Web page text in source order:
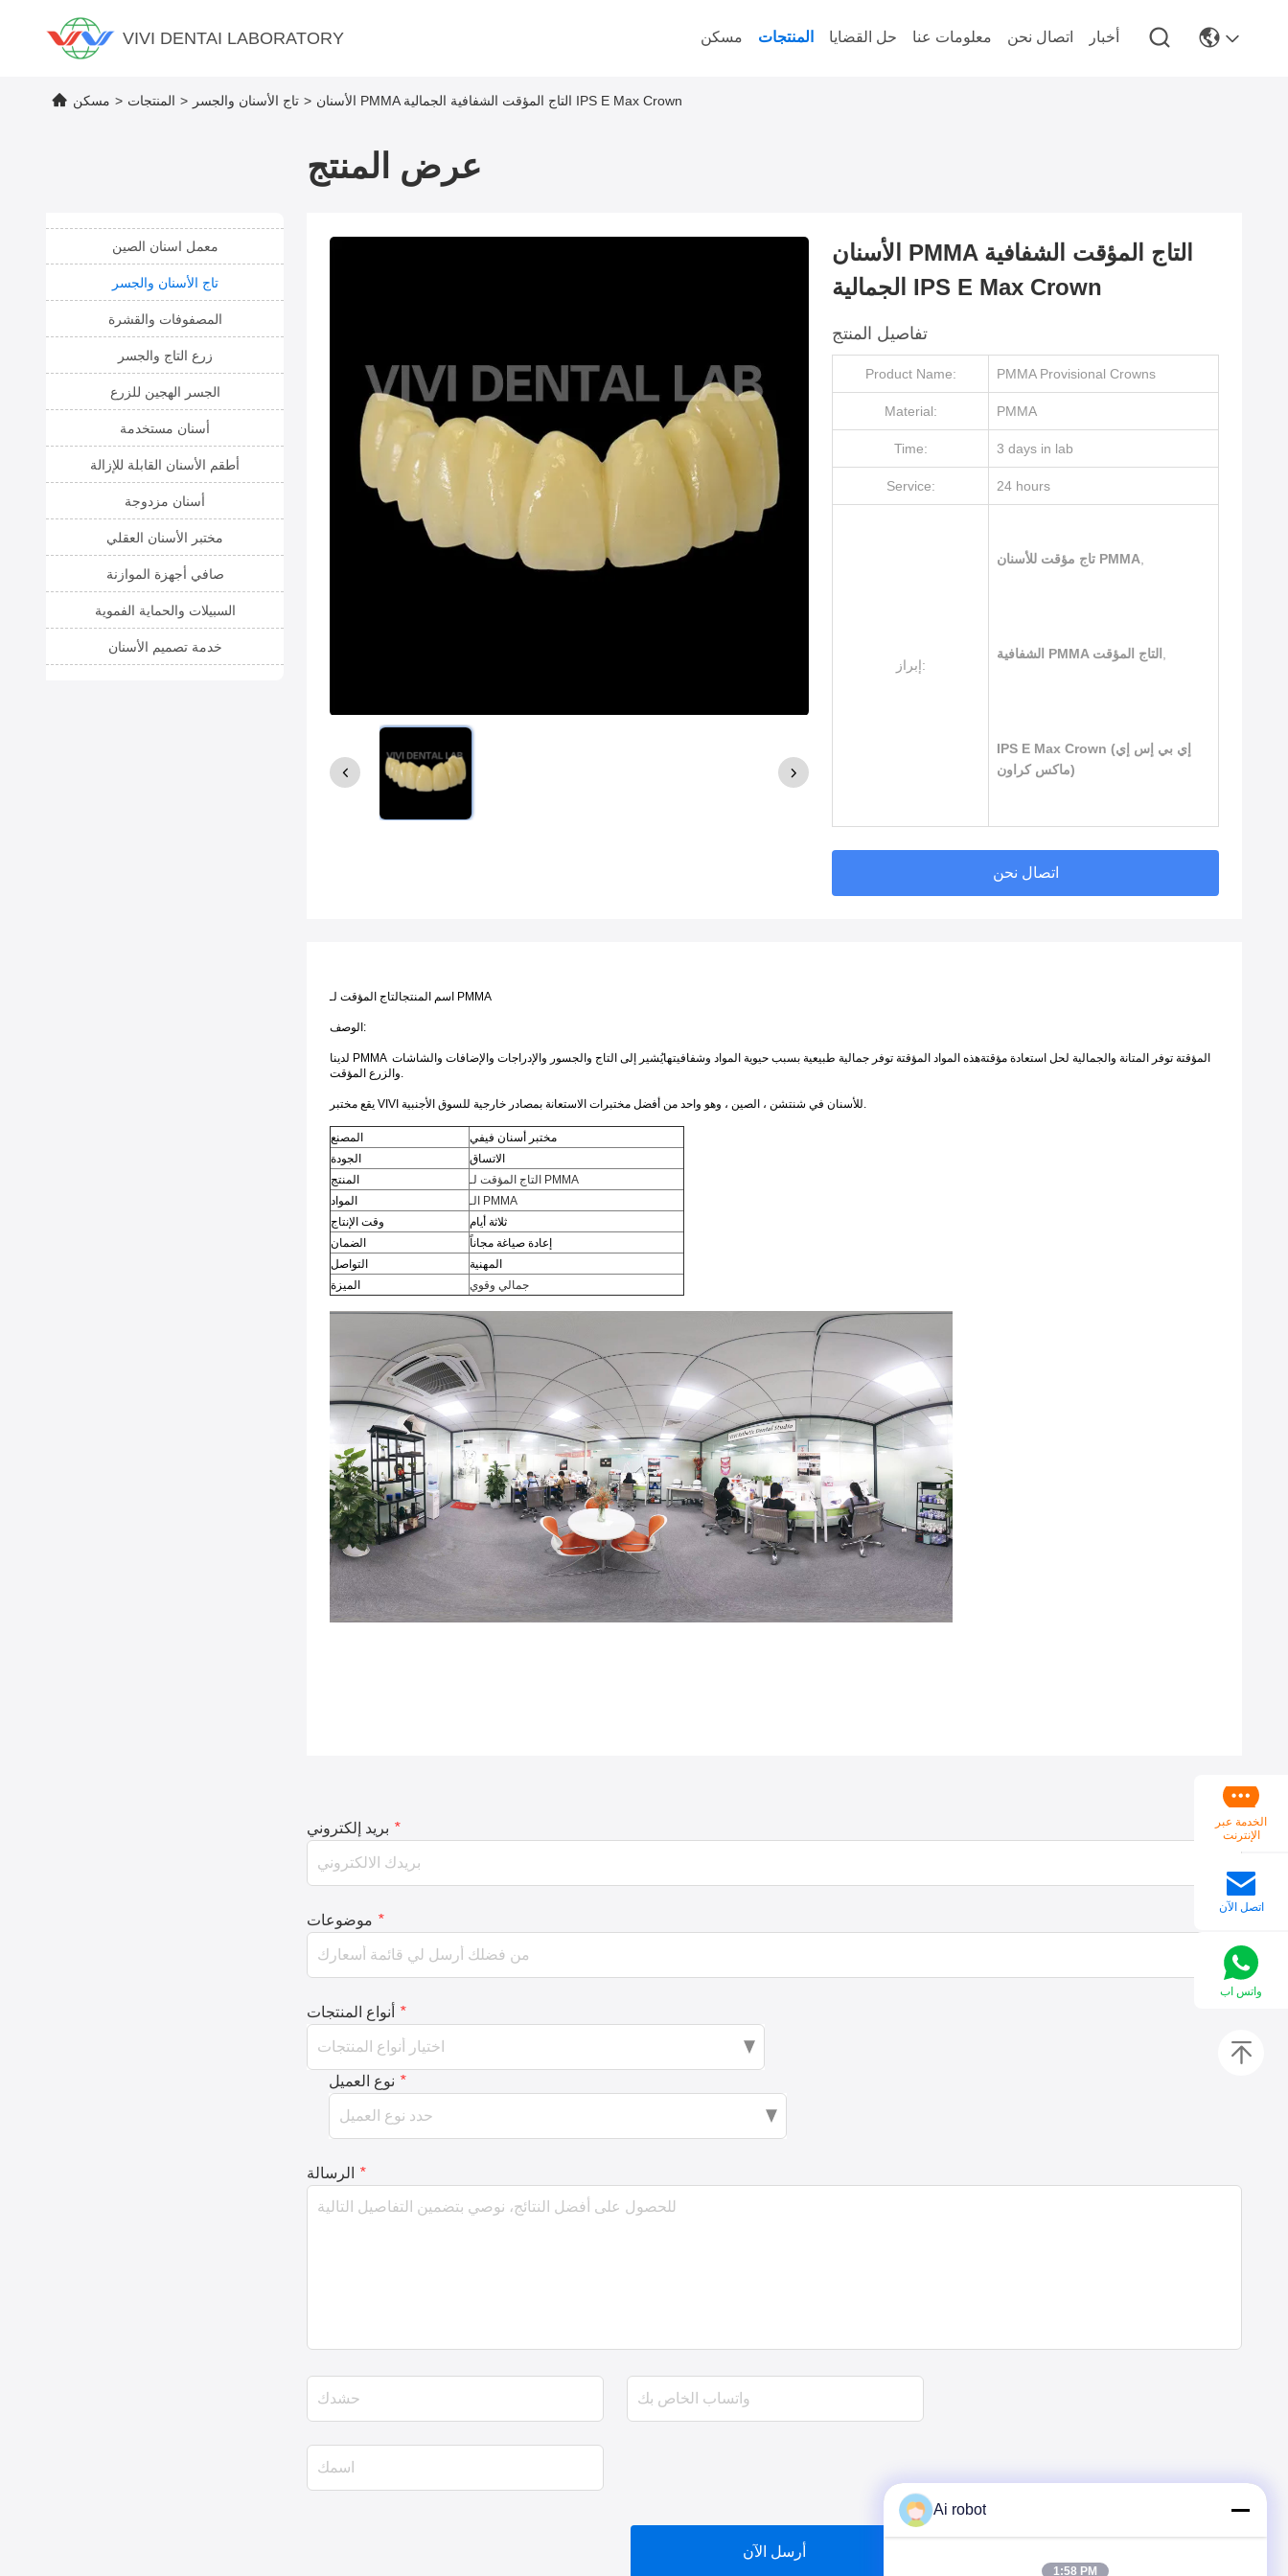
VIVI DENTAI LABORATORY مسكن المنتجات حل القضايا معلومات عنا اتصال نحن أخبار
مسكن > المنتجات > تاج الأسنان والجسر > الأسنان PMMA التاج المؤقت الشفافية الجمالية IPS E Max Crown
عرض المنتج
معمل اسنان الصين
تاج الأسنان والجسر
المصفوفات والقشرة
زرع التاج والجسر
الجسر الهجين للزرع
أسنان مستخدمة
أطقم الأسنان القابلة للإزالة
أسنان مزدوجة
مختبر الأسنان العقلي
صافي أجهزة الموازنة
السبيلات والحماية الفموية
خدمة تصميم الأسنان
الأسنان PMMA التاج المؤقت الشفافية
الجمالية IPS E Max Crown
تفاصيل المنتج
Product Name: PMMA Provisional Crowns
Material: PMMA
Time: 3 days in lab
Service: 24 hours
إبراز:
تاج مؤقت للأسنان PMMA
الشفافية PMMA التاج المؤقت
IPS E Max Crown (إي بي إس إي
ماكس كراون)
اتصال نحن
اسم المنتج التاج المؤقت لـ PMMA
الوصف:
لدينا PMMA المؤقتة توفر المتانة والجمالية لحل استعادة مؤقتةهذه المواد المؤقتة توفر جمالية طبيعية بسبب حيوية المواد وشفافيتهايُشير إلى التاج والجسور والإدراجات والإضافات والشاشات
والزرع المؤقت.
يقع مختبر VIVI للأسنان في شنتشن ، الصين ، وهو واحد من أفضل مختبرات الاستعانة بمصادر خارجية للسوق الأجنبية.
المصنع
مختبر أسنان فيفي
الجودة
الاتساق
المنتج
التاج المؤقت لـ PMMA
المواد
الـ PMMA
وقت الإنتاج
ثلاثة أيام
الضمان
إعادة صياغة مجاناً
التواصل
المهنية
الميزة
جمالي وقوي
بريد إلكتروني *
موضوعات *
أنواع المنتجات *
نوع العميل *
الرسالة *
أرسل الآن
الخدمة عبر
الإنترنت
اتصل الآن
واتس اب
Ai robot
1:58 PM